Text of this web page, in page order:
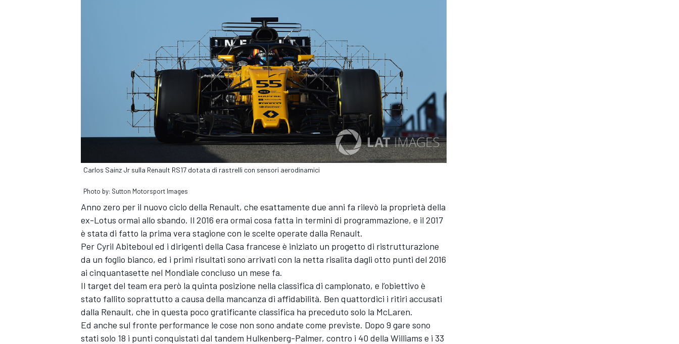
Carlos Sainz Jr sulla Renault RS17 dotata di rastrelli con sensori aerodinamici
Photo by: Sutton Motorsport Images
Anno zero per il nuovo ciclo della Renault, che esattamente due anni fa rilevò la proprietà della
ex-Lotus ormai allo sbando. Il 2016 era ormai cosa fatta in termini di programmazione, e il 2017
è stata di fatto la prima vera stagione con le scelte operate dalla Renault.
Per Cyril Abiteboul ed i dirigenti della Casa francese è iniziato un progetto di ristrutturazione
da un foglio bianco, ed i primi risultati sono arrivati con la netta risalita dagli otto punti del 2016
ai cinquantasette nel Mondiale concluso un mese fa.
Il target del team era però la quinta posizione nella classifica di campionato, e l’obiettivo è
stato fallito soprattutto a causa della mancanza di affidabilità. Ben quattordici i ritiri accusati
dalla Renault, che in questa poco gratificante classifica ha preceduto solo la McLaren.
Ed anche sul fronte performance le cose non sono andate come previste. Dopo 9 gare sono
stati solo 18 i punti conquistati dal tandem Hulkenberg-Palmer, contro i 40 della Williams e i 33